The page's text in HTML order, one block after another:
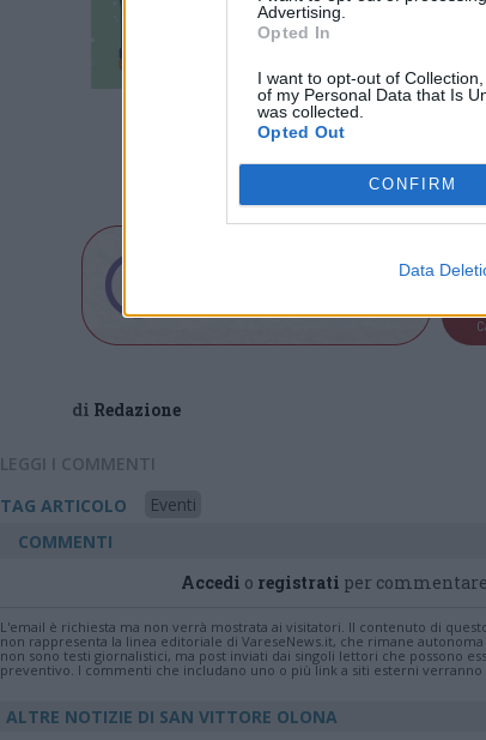
Advertising.
Opted In
I want to opt-out of
of my Personal Data that Is
was collected.
Opted Out
CONFIRM
Data
di Redazione
LEGGI I COMMENTI
TAG ARTICOLO
Eventi
COMMENTI
Accedi o registrati per
L'email è richiesta ma non verrà mostrata ai visitatori. Il contenuto di
non rappresenta la linea editoriale di VareseNews.it, che rimane
non sono testi giornalistici, ma post inviati dai singoli lettori che possono
preventivo. I commenti che includano uno o più link a siti esterni
ALTRE NOTIZIE DI SAN VITTORE OLONA